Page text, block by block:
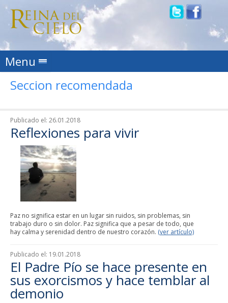
Menu Skip to content
Seccion recomendada
Publicado el: 26.01.2018
Reflexiones para vivir
Paz no significa estar en un lugar sin ruidos, sin problemas, sin
trabajo duro o sin dolor. Paz significa que a pesar de todo, que
hay calma y serenidad dentro de nuestro corazón. (ver artículo)
Publicado el: 19.01.2018
El Padre Pío se hace presente en
sus exorcismos y hace temblar al
demonio